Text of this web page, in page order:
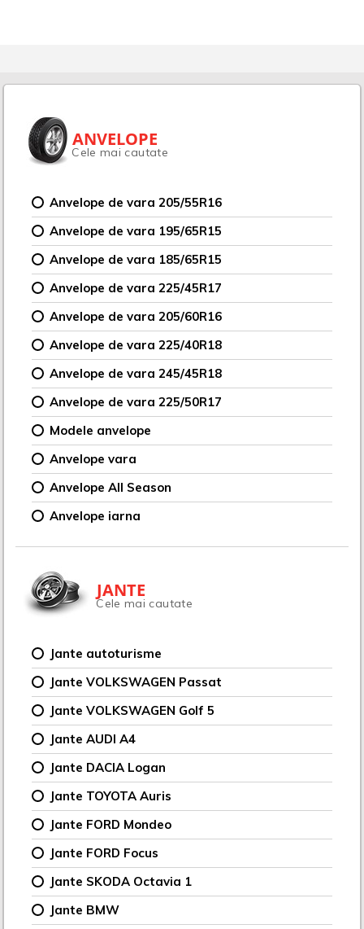
ANVELOPE
Cele mai cautate
Anvelope de vara 205/55R16
Anvelope de vara 195/65R15
Anvelope de vara 185/65R15
Anvelope de vara 225/45R17
Anvelope de vara 205/60R16
Anvelope de vara 225/40R18
Anvelope de vara 245/45R18
Anvelope de vara 225/50R17
Modele anvelope
Anvelope vara
Anvelope All Season
Anvelope iarna
JANTE
Cele mai cautate
Jante autoturisme
Jante VOLKSWAGEN Passat
Jante VOLKSWAGEN Golf 5
Jante AUDI A4
Jante DACIA Logan
Jante TOYOTA Auris
Jante FORD Mondeo
Jante FORD Focus
Jante SKODA Octavia 1
Jante BMW